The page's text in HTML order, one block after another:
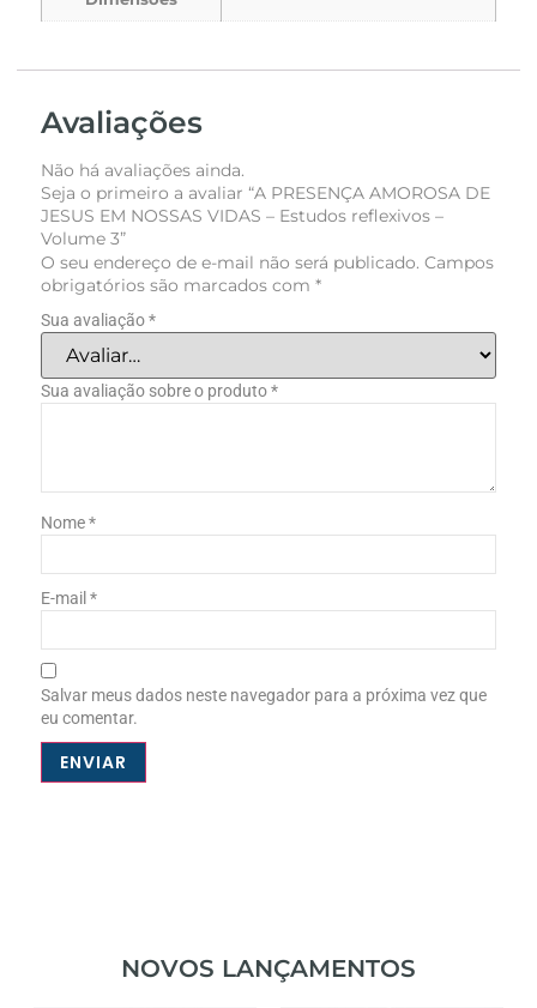
Avaliações
Não há avaliações ainda.
Seja o primeiro a avaliar “A PRESENÇA AMOROSA DE
JESUS EM NOSSAS VIDAS – Estudos reflexivos –
Volume 3”
O seu endereço de e-mail não será publicado. Campos
obrigatórios são marcados com *
Sua avaliação*
Sua avaliação sobre o produto*
Nome*
E-mail *
Salvar meus dados neste navegador para a próxima vez que
eu comentar.
NOVOS LANÇAMENTOS